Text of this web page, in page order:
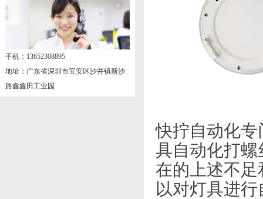
手机：13652308895
地址：广东省深圳市宝安区沙井镇新沙
路鑫鑫田工业园
快拧自动化
具自动化打
在的上述不
以对灯具进